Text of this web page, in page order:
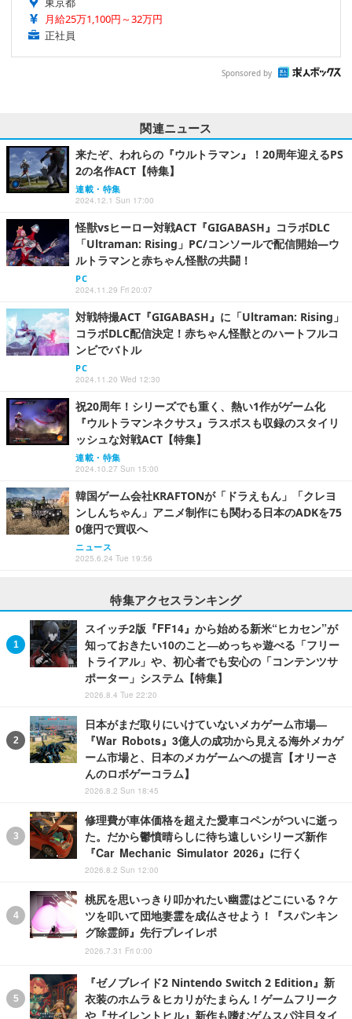
月給25万1,100円～32万円
正社員
Sponsored by
関連ニュース
来たぞ、われらの『ウルトラマン』！20周年迎えるPS
2の名作ACT【特集】
連載・特集
2024.12.1 Sun 17:00
怪獣vsヒーロー対戦ACT『GIGABASH』コラボDLC
「Ultraman: Rising」PC/コンソールで配信開始―ウ
ルトラマンと赤ちゃん怪獣の共闘！
PC
2024.11.29 Fri 20:07
対戦特撮ACT『GIGABASH』に「Ultraman: Rising」
コラボDLC配信決定！赤ちゃん怪獣とのハートフルコ
ンビでバトル
PC
2024.11.20 Wed 12:30
祝20周年！シリーズでも重く、熱い1作がゲーム化
『ウルトラマンネクサス』ラスボスも収録のスタイリ
ッシュな対戦ACT【特集】
連載・特集
2024.10.27 Sun 15:00
韓国ゲーム会社KRAFTONが「ドラえもん」「クレヨ
ンしんちゃん」アニメ制作にも関わる日本のADKを75
0億円で買収へ
ニュース
2025.6.24 Tue 19:56
特集アクセスランキング
スイッチ2版『FF14』から始める新米“ヒカセン”が
知っておきたい10のこと―めっちゃ遊べる「フリー
トライアル」や、初心者でも安心の「コンテンツサ
ポーター」システム【特集】
2026.8.4 Tue 22:20
日本がまだ取りにいけていないメカゲーム市場―
『War Robots』3億人の成功から見える海外メカゲ
ーム市場と、日本のメカゲームへの提言【オリーさ
んのロボゲーコラム】
2026.8.2 Sun 18:45
修理費が車体価格を超えた愛車コペンがついに逝っ
た。だから鬱憤晴らしに待ち遠しいシリーズ新作
『Car Mechanic Simulator 2026』に行く
2026.8.2 Sun 12:00
桃尻を思いっきり叩かれたい幽霊はどこにいる？ケ
ツを叩いて団地妻霊を成仏させよう！『スパンキン
グ除霊師』先行プレイレポ
2026.7.31 Fri 0:00
『ゼノブレイド2 Nintendo Switch 2 Edition』新
衣装のホムラ＆ヒカリがたまらん！ゲームフリーク
や『サイレントヒル』新作も嗜むゲムスパ注目タイ